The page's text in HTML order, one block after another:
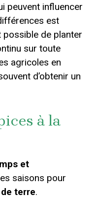
peuvent influencer
est
possible de planter
sur toute
agricoles en
d’obtenir un
à la
et
saisons pour
terre.